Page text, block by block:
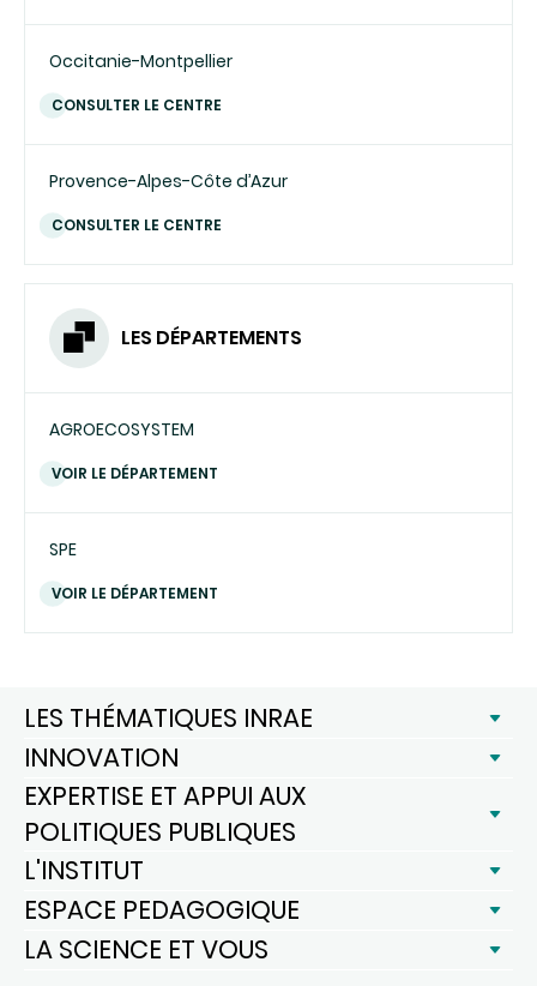
Occitanie-Montpellier
CONSULTER LE CENTRE
Provence-Alpes-Côte d’Azur
CONSULTER LE CENTRE
LES DÉPARTEMENTS
AGROECOSYSTEM
VOIR LE DÉPARTEMENT
SPE
VOIR LE DÉPARTEMENT
LES THÉMATIQUES INRAE
INNOVATION
EXPERTISE ET APPUI AUX
POLITIQUES PUBLIQUES
L'INSTITUT
ESPACE PEDAGOGIQUE
LA SCIENCE ET VOUS